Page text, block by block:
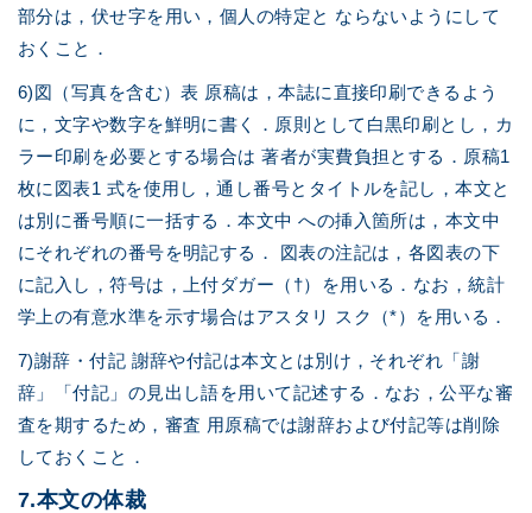
部分は，伏せ字を用い，個人の特定と ならないようにして
おくこと．
6)図（写真を含む）表 原稿は，本誌に直接印刷できるよう
に，文字や数字を鮮明に書く．原則として白黒印刷とし，カ
ラー印刷を必要とする場合は 著者が実費負担とする．原稿1
枚に図表1 式を使用し，通し番号とタイトルを記し，本文と
は別に番号順に一括する．本文中 への挿入箇所は，本文中
にそれぞれの番号を明記する． 図表の注記は，各図表の下
に記入し，符号は，上付ダガー（†）を用いる．なお，統計
学上の有意水準を示す場合はアスタリ スク（*）を用いる．
7)謝辞・付記 謝辞や付記は本文とは別け，それぞれ「謝
辞」「付記」の見出し語を用いて記述する．なお，公平な審
査を期するため，審査 用原稿では謝辞および付記等は削除
しておくこと．
7.本文の体裁